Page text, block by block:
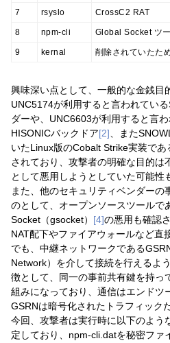
7 rsyslo CrossC2 RAT
8 npm-cli Global Socket ツ
9 kernal 削除されていたた
興味深い点として、一般的な金銭目
UNC5174が利用すると言われてい
ダーや、UNC6603が利用すると言
HISONICバックドア[2]、また
いたLinux版のCobalt Strike実装であ
されており、攻撃者の明確な目的は
として悪用しようとしていた可能性
また、他のセキュリティベンダーの
のとして、オープンソースツールで
Socket（gsocket） [4]の悪用も確認
NAT配下やファイアウォールなど直
でも、中継ネットワークである
Network）を介して接続を行えるよ
徴として、同一の事前共有鍵を持っ
組みになっており、通信はエンドツ
GSRNは暗号化されたトラフィック
今回、攻撃者は実行時に以下のよう
定しており、npm-cli.datを秘密ファ